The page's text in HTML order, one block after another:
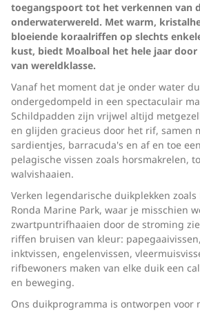
toegangspoort tot het verkennen van
onderwaterwereld. Met warm,
bloeiende koraalriffen op slechts
kust, biedt Moalboal het hele jaar
van wereldklasse.
Vanaf het moment dat je onder water
ondergedompeld in een spectaculair
Schildpadden zijn vrijwel altijd
en glijden gracieus door het rif, samen
sardientjes, barracuda's en af en toe
pelagische vissen zoals horsmakrelen,
walvishaaien.
Verken legendarische duikplekken zoals
Ronda Marine Park, waar je misschien
zwartpuntrifhaaien door de stroming
riffen bruisen van kleur:
inktvissen, engelenvissen,
rifbewoners maken van elke duik een
en beweging.
Ons duikprogramma is ontworpen voor